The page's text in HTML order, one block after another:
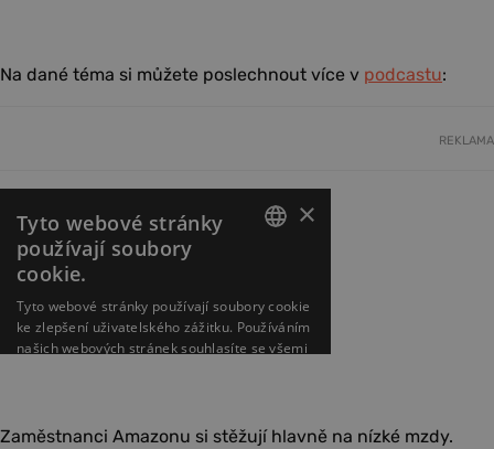
Na dané téma si můžete poslechnout více v podcastu:
REKLAMA
Zaměstnanci Amazonu si stěžují hlavně na nízké mzdy.